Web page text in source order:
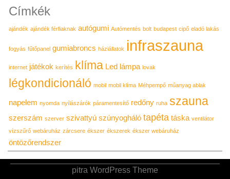
Címkék
ajándék ajándék férfiaknak autógumi Autómentés bolt budapest cipő eladó lakás
fogyás fűtőpanel gumiabroncs háziállatok infraszauna
internet játékok kerítés klíma Led lámpa lovak
légkondicionáló mobil mobil klíma Méhpempő műanyag ablak
napelem nyomda nyílászárók páramentesítő redőny ruha szauna
szerszám szerver szivattyú szúnyogháló tapéta táska ventilátor
vízszűrő webáruház zárcsere ékszer ékszerek ékszer webáruház
öntözőrendszer
pitra WordPress Theme